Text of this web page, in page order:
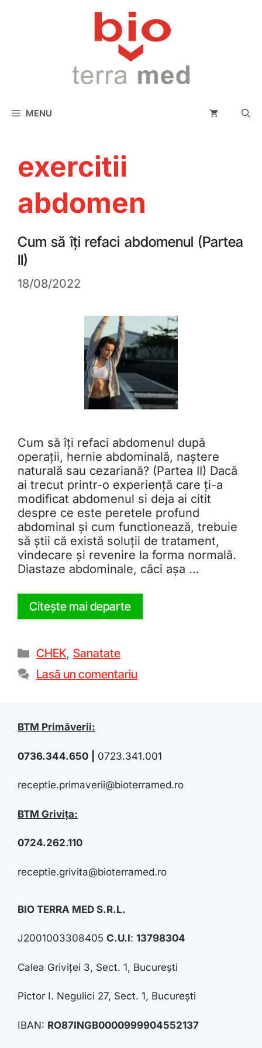
MENU
exercitii
abdomen
Cum să îți refaci abdomenul (Partea
II)
18/08/2022
Cum să îți refaci abdomenul după
operații, hernie abdominală, naștere
naturală sau cezariană? (Partea II) Dacă
ai trecut printr-o experiență care ți-a
modificat abdomenul si deja ai citit
despre ce este peretele profund
abdominal și cum functionează, trebuie
să știi că există soluții de tratament,
vindecare și revenire la forma normală.
Diastaze abdominale, căci așa …
Citește mai departe
CHEK, Sanatate
Lasă un comentariu
BTM Primăverii:
0736.344.650 0723.341.001
receptie.primaverii@bioterramed.ro
BTM Grivița:
0724.262.110
receptie.grivita@bioterramed.ro
BIO TERRA MED S.R.L.
J2001003308405 C.U.I: 13798304
Calea Griviței 3, Sect. 1, București
Pictor I. Negulici 27, Sect. 1, București
IBAN: RO87INGB0000999904552137